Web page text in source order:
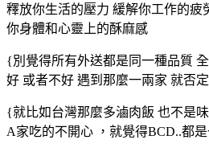
釋放你生活的壓力 緩解你工作的疲
你身體和心靈上的酥麻感
{別覺得所有外送都是同一種品質
好 或者不好 遇到那麼一兩家 就否
{就比如台灣那麼多滷肉飯 也不是
A家吃的不開心 ，就覺得BCD..都